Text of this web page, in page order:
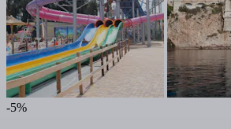
-5%